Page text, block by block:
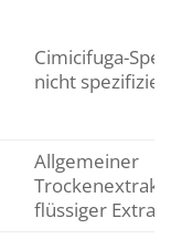
Cimicifuga-
nicht
Allgemeiner
Trockenextrakt
flüssiger Extrakt